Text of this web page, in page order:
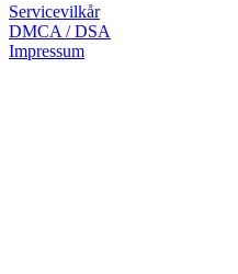
Servicevilkår
DMCA / DSA
Impressum